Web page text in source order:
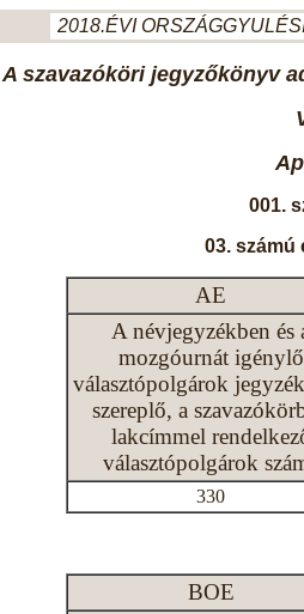
2018.ÉVI
A szavazóköri jegyzőkönyv
001.
03. számú
AE
A névjegyzékben és
mozgóurnát igénylő
választópolgárok
szereplő, a
lakcímmel
választópolgárok
330
BOE